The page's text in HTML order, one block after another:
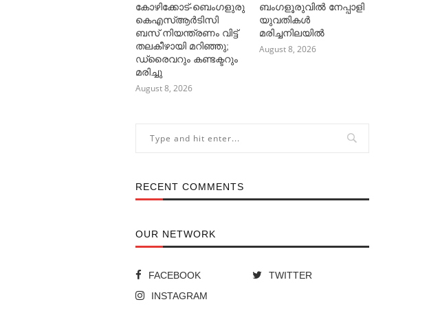
കോഴിക്കോട്-ബെംഗളുരു
കെഎസ്ആർടിസി
ബസ് നിയന്ത്രണം വിട്ട്
തലകീഴായി മറിഞ്ഞു;
ഡ്രൈവറും കണ്ടക്ട‌റും
മരിച്ചു
August 8, 2026
ബംഗളൂരുവില്‍ നേപ്പാളി
യുവതികള്‍
മരിച്ചനിലയില്‍
August 8, 2026
RECENT COMMENTS
OUR NETWORK
FACEBOOK
TWITTER
INSTAGRAM